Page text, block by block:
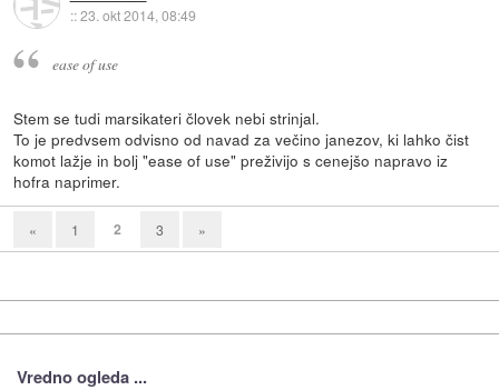
::23. okt 2014, 08:49
ease of use
Stem se tudi marsikateri človek nebi strinjal.
To je predvsem odvisno od navad za večino janezov, ki lahko čist
komot lažje in bolj "ease of use" preživijo s cenejšo napravo iz
hofra naprimer.
« 1 2 3 »
Vredno ogleda ...